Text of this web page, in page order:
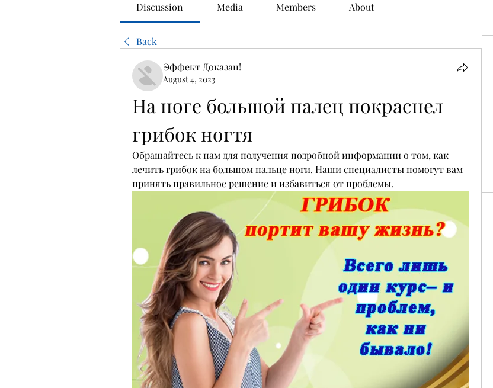
Discussion Media Members About
Back
Эффект Доказан!
August 4, 2023
На ноге большой палец покраснел
грибок ногтя
Обращайтесь к нам для получения подробной информации о том, как
лечить грибок на большом пальце ноги. Наши специалисты помогут вам
принять правильное решение и избавиться от проблемы.